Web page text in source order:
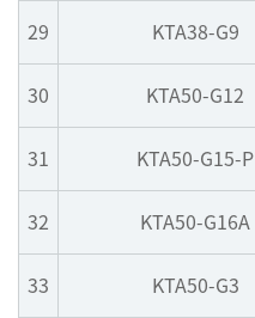
29 KTA38-G9
30 KTA50-G12
31 KTA50-G15-P
32 KTA50-G16A
33 KTA50-G3